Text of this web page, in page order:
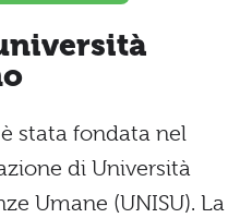
è stata fondata nel
di Università
Umane (UNISU). La